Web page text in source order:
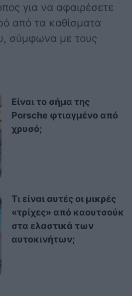
για να αφαιρέσετε
από τα καθίσματα
σύμφωνα με τους
Είναι το σήμα της
Porsche φτιαγμένο από
χρυσό;
Τι είναι αυτές οι μικρές
«τρίχες» από καουτσούκ
στα ελαστικά των
αυτοκινήτων;